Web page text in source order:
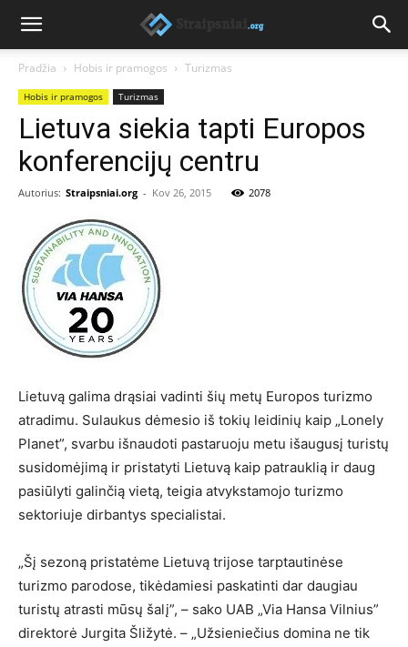
Pradžia Hobis ir pramogos Turizmas
Hobis ir pramogos Turizmas
Lietuva siekia tapti Europos
konferencijų centru
Autorius: Straipsniai.org - Kov 26, 2015 2078
Lietuvą galima drąsiai vadinti šių metų Europos turizmo
atradimu. Sulaukus dėmesio iš tokių leidinių kaip „Lonely
Planet”, svarbu išnaudoti pastaruoju metu išaugusį turistų
susidomėjimą ir pristatyti Lietuvą kaip patrauklią ir daug
pasiūlyti galinčią vietą, teigia atvykstamojo turizmo
sektoriuje dirbantys specialistai.
„Šį sezoną pristatėme Lietuvą trijose tarptautinėse
turizmo parodose, tikėdamiesi paskatinti dar daugiau
turistų atrasti mūsų šalį”, – sako UAB „Via Hansa Vilnius”
direktorė Jurgita Šližytė. – „Užsieniečius domina ne tik